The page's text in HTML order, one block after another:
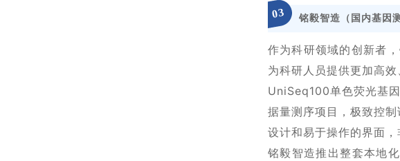
03 铭毅智造（国内基因
作为科研领域的创新者
为科研人员提供更加高效
UniSeq100单色荧光基
据量测序项目，极致控
设计和易于操作的界面，
铭毅智造推出整套本地